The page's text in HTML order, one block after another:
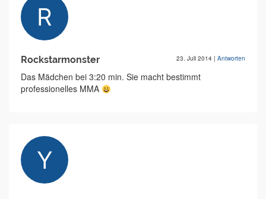
Rockstarmonster 23. Juli 2014 | Antworten
Das Mädchen bei 3:20 min. Sie macht bestimmt
professionelles MMA